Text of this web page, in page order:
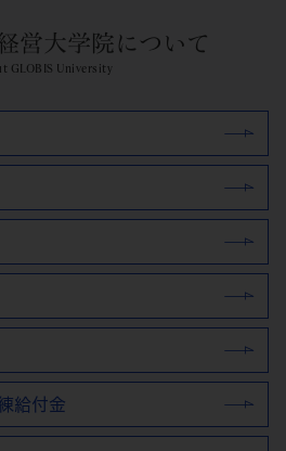
営大学院について
GLOBIS University
給付金